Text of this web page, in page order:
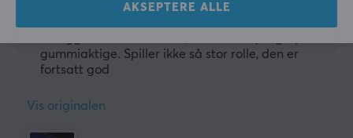
gjennomsnittshånden
gummiaktige. Spiller ikke så stor rolle, den er
fortsatt god
Vis originalen
AKSEPTERE ALLE